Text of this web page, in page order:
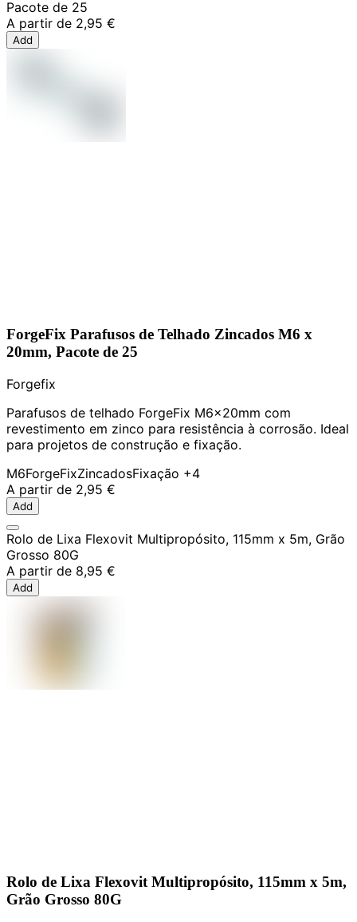
Pacote de 25
A partir de 2,95 €
Add
ForgeFix Parafusos de Telhado Zincados M6 x
20mm, Pacote de 25
Forgefix
Parafusos de telhado ForgeFix M6x20mm com
revestimento em zinco para resistência à corrosão. Ideal
para projetos de construção e fixação.
M6ForgeFixZincadosFixação +4
A partir de 2,95 €
Add
Rolo de Lixa Flexovit Multipropósito, 115mm x 5m, Grão
Grosso 80G
A partir de 8,95 €
Add
Rolo de Lixa Flexovit Multipropósito, 115mm x 5m,
Grão Grosso 80G